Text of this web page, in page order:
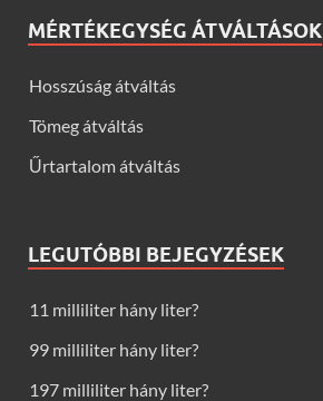
MÉRTÉKEGYSÉG ÁTVÁLTÁSOK
Hosszúság átváltás
Tömeg átváltás
Űrtartalom átváltás
LEGUTÓBBI BEJEGYZÉSEK
11 milliliter hány liter?
99 milliliter hány liter?
197 milliliter hány liter?